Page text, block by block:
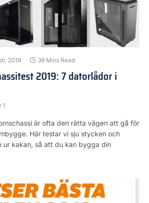
2019 38 Mins Read
2019: 7 datorlådor i
1
är ofta den rätta vägen att gå för
Här testar vi sju stycken och
ur kakan, så att du kan bygga din